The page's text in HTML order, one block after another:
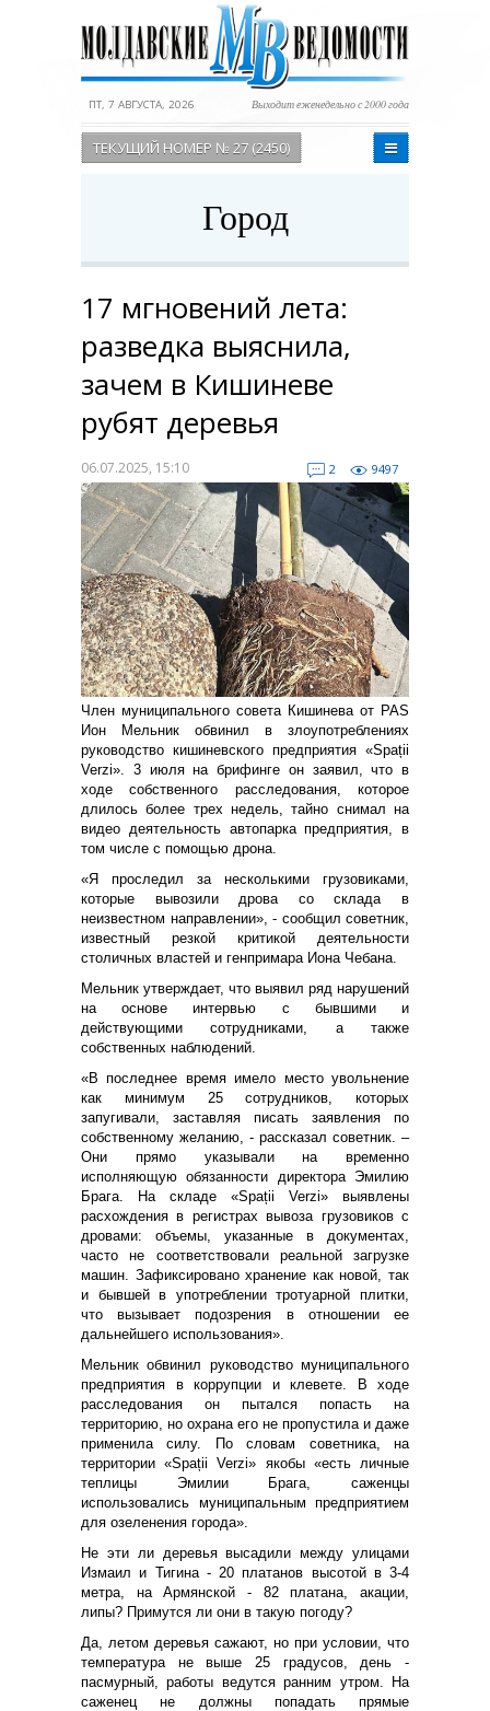
ПТ, 7 АВГУСТА, 2026 Выходит еженедельно с 2000 года
ТЕКУЩИЙ НОМЕР № 27 (2450)
Город
17 мгновений лета:
разведка выяснила,
зачем в Кишиневе
рубят деревья
06.07.2025, 15:10 2 9497
Член муниципального совета Кишинева от PAS
Ион Мельник обвинил в злоупотреблениях
руководство кишиневского предприятия «Spații
Verzi». 3 июля на брифинге он заявил, что в
ходе собственного расследования, которое
длилось более трех недель, тайно снимал на
видео деятельность автопарка предприятия, в
том числе с помощью дрона.
«Я проследил за несколькими грузовиками,
которые вывозили дрова со склада в
неизвестном направлении», - сообщил советник,
известный резкой критикой деятельности
столичных властей и генпримара Иона Чебана.
Мельник утверждает, что выявил ряд нарушений
на основе интервью с бывшими и
действующими сотрудниками, а также
собственных наблюдений.
«В последнее время имело место увольнение
как минимум 25 сотрудников, которых
запугивали, заставляя писать заявления по
собственному желанию, - рассказал советник. –
Они прямо указывали на временно
исполняющую обязанности директора Эмилию
Брага. На складе «Spații Verzi» выявлены
расхождения в регистрах вывоза грузовиков с
дровами: объемы, указанные в документах,
часто не соответствовали реальной загрузке
машин. Зафиксировано хранение как новой, так
и бывшей в употреблении тротуарной плитки,
что вызывает подозрения в отношении ее
дальнейшего использования».
Мельник обвинил руководство муниципального
предприятия в коррупции и клевете. В ходе
расследования он пытался попасть на
территорию, но охрана его не пропустила и даже
применила силу. По словам советника, на
территории «Spații Verzi» якобы «есть личные
теплицы Эмилии Брага, саженцы
использовались муниципальным предприятием
для озеленения города».
Не эти ли деревья высадили между улицами
Измаил и Тигина - 20 платанов высотой в 3-4
метра, на Армянской - 82 платана, акации,
липы? Примутся ли они в такую погоду?
Да, летом деревья сажают, но при условии, что
температура не выше 25 градусов, день -
пасмурный, работы ведутся ранним утром. На
саженец не должны попадать прямые